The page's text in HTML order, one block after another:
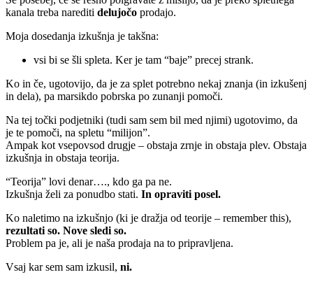
kanala treba narediti delujočo prodajo.
Moja dosedanja izkušnja je takšna:
vsi bi se šli spleta. Ker je tam “baje” precej strank.
Ko in če, ugotovijo, da je za splet potrebno nekaj znanja (in izkušenj
in dela), pa marsikdo pobrska po zunanji pomoči.
Na tej točki podjetniki (tudi sam sem bil med njimi) ugotovimo, da
je te pomoči, na spletu “milijon”.
Ampak kot vsepovsod drugje – obstaja zrnje in obstaja plev. Obstaja
izkušnja in obstaja teorija.
“Teorija” lovi denar…., kdo ga pa ne.
Izkušnja želi za ponudbo stati. In opraviti posel.
Ko naletimo na izkušnjo (ki je dražja od teorije – remember this),
rezultati so. Nove sledi so.
Problem pa je, ali je naša prodaja na to pripravljena.
Vsaj kar sem sam izkusil, ni.